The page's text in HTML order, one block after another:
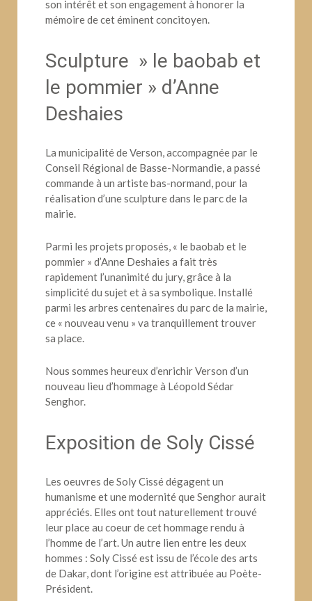
son intérêt et son engagement à honorer la
mémoire de cet éminent concitoyen.
Sculpture » le baobab et
le pommier » d’Anne
Deshaies
La municipalité de Verson, accompagnée par le
Conseil Régional de Basse-Normandie, a passé
commande à un artiste bas-normand, pour la
réalisation d’une sculpture dans le parc de la
mairie.
Parmi les projets proposés, « le baobab et le
pommier » d’Anne Deshaies a fait très
rapidement l’unanimité du jury, grâce à la
simplicité du sujet et à sa symbolique. Installé
parmi les arbres centenaires du parc de la mairie,
ce « nouveau venu » va tranquillement trouver
sa place.
Nous sommes heureux d’enrichir Verson d’un
nouveau lieu d’hommage à Léopold Sédar
Senghor.
Exposition de Soly Cissé
Les oeuvres de Soly Cissé dégagent un
humanisme et une modernité que Senghor aurait
appréciés. Elles ont tout naturellement trouvé
leur place au coeur de cet hommage rendu à
l’homme de l’art. Un autre lien entre les deux
hommes : Soly Cissé est issu de l’école des arts
de Dakar, dont l’origine est attribuée au Poète-
Président.